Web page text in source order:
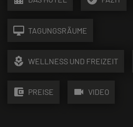
desktop_mac TAGUNGSRÄUME
local_florist WELLNESS UND FREIZEIT
account_balance_wallet PREISE videocam VIDEO